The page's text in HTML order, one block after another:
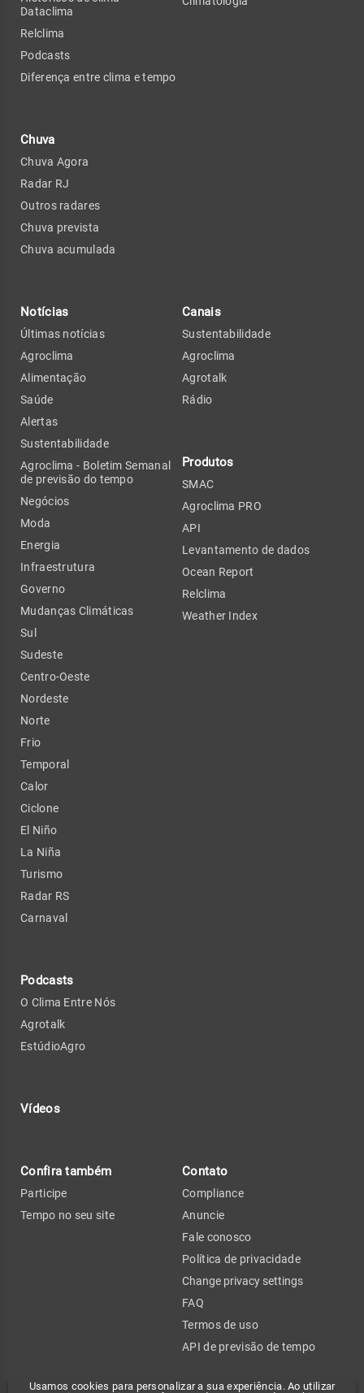
Usamos cookies para personalizar a sua experiência. Ao utilizar
Dataclima
Relclima
Podcasts
Diferença entre clima e tempo
Chuva
Chuva Agora
Radar RJ
Outros radares
Chuva prevista
Chuva acumulada
Notícias
Últimas notícias
Agroclima
Alimentação
Saúde
Alertas
Sustentabilidade
Agroclima - Boletim Semanal
de previsão do tempo
Negócios
Moda
Energia
Infraestrutura
Governo
Mudanças Climáticas
Sul
Sudeste
Centro-Oeste
Nordeste
Norte
Frio
Temporal
Calor
Ciclone
El Niño
La Niña
Turismo
Radar RS
Carnaval
Podcasts
O Clima Entre Nós
Agrotalk
EstúdioAgro
Vídeos
Canais
Sustentabilidade
Agroclima
Agrotalk
Rádio
Produtos
SMAC
Agroclima PRO
API
Levantamento de dados
Ocean Report
Relclima
Weather Index
Confira também
Participe
Tempo no seu site
Contato
Compliance
Anuncie
Fale conosco
Política de privacidade
Change privacy settings
FAQ
Termos de uso
API de previsão de tempo